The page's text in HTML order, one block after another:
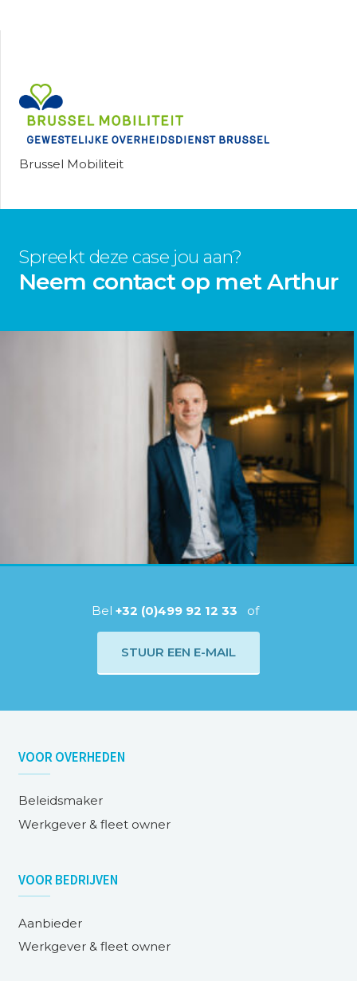
Brussel Mobiliteit
Spreekt deze case jou aan?
Neem contact op met Arthur
Bel +32 (0)499 92 12 33 of
STUUR EEN E-MAIL
VOOROVERHEDEN
Beleidsmaker
Werkgever & fleet owner
VOORBEDRIJVEN
Aanbieder
Werkgever & fleet owner